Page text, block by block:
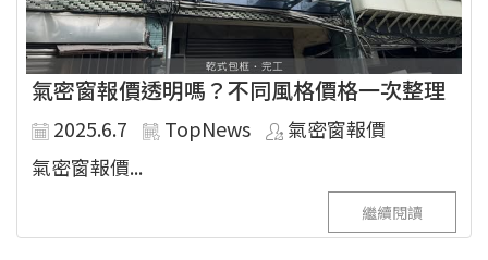
氣密窗報價透明嗎？不同風格價格一次整理
2025.6.7 TopNews
氣密窗報價
氣密窗報價...
繼續閱讀